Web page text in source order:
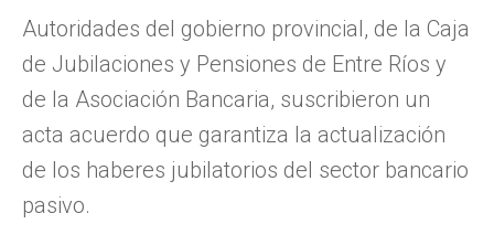
Autoridades del gobierno provincial, de la Caja
de Jubilaciones y Pensiones de Entre Ríos y
de la Asociación Bancaria, suscribieron un
acta acuerdo que garantiza la actualización
de los haberes jubilatorios del sector bancario
pasivo.